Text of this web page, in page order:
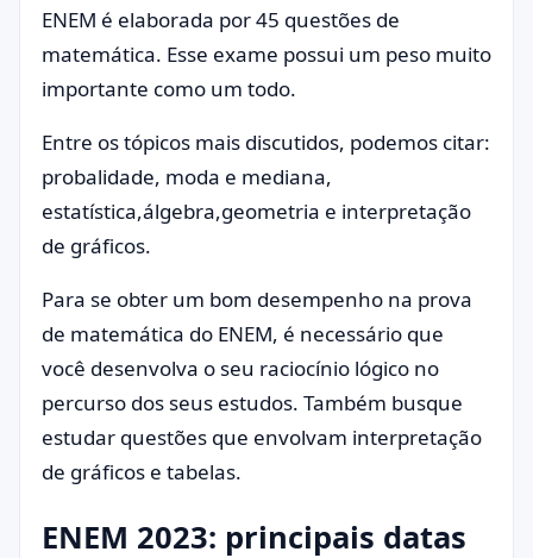
ENEM é elaborada por 45 questões de
matemática. Esse exame possui um peso muito
importante como um todo.
Entre os tópicos mais discutidos, podemos citar:
probalidade, moda e mediana,
estatística,álgebra,geometria e interpretação
de gráficos.
Para se obter um bom desempenho na prova
de matemática do ENEM, é necessário que
você desenvolva o seu raciocínio lógico no
percurso dos seus estudos. Também busque
estudar questões que envolvam interpretação
de gráficos e tabelas.
ENEM 2023: principais datas